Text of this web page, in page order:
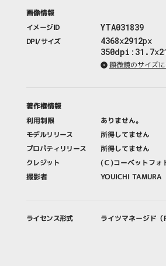
画像情報
イメージID
YTA031839
DPI/サイズ 4368x2912px
350dpi : 31.7x
顕微鏡のサイズ
著作権情報
利用制限
ありません。
モデルリリース
所得してません
プロパティリリース
所得してません
クレジット
(Ｃ)コーベットフォ
撮影者
YOUICHI TAMURA
ライセンス形式 ライツマネージド（